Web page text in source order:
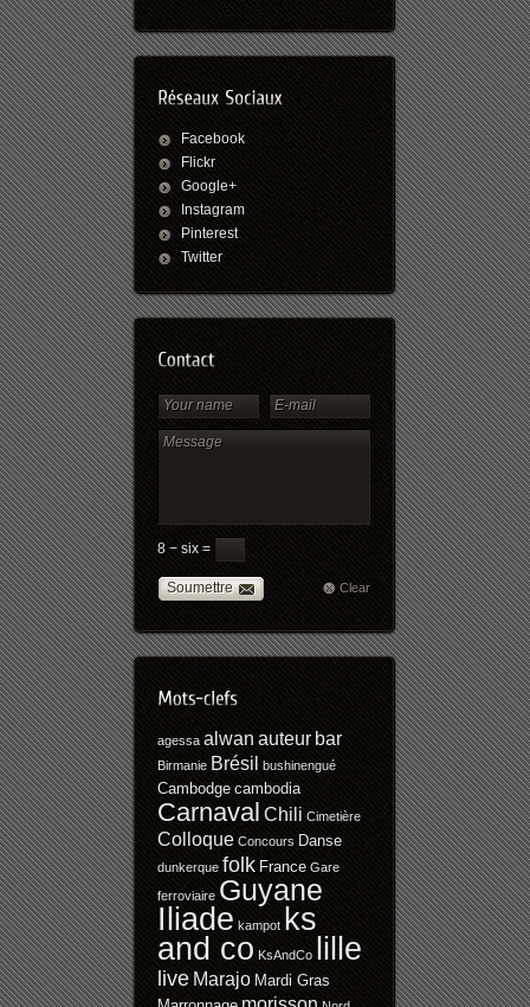
Facebook
Flickr
Google+
Instagram
Pinterest
Twitter
8 − six =
Soumettre Clear
agessa alwan auteur bar
Birmanie Brésil bushinengué
Cambodge cambodia
Carnaval Chili Cimetière
Colloque Concours Danse
dunkerque folk France Gare
ferroviaire Guyane
Iliade kampot ks
and co KsAndCo lille
live Marajo Mardi Gras